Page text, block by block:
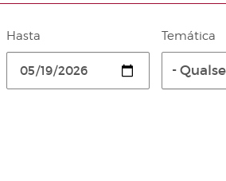
Hasta Temática
-